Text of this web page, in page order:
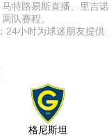
特路易斯直播、里吉诺
队赛程。
24小时为球迷朋友提供
格尼斯坦